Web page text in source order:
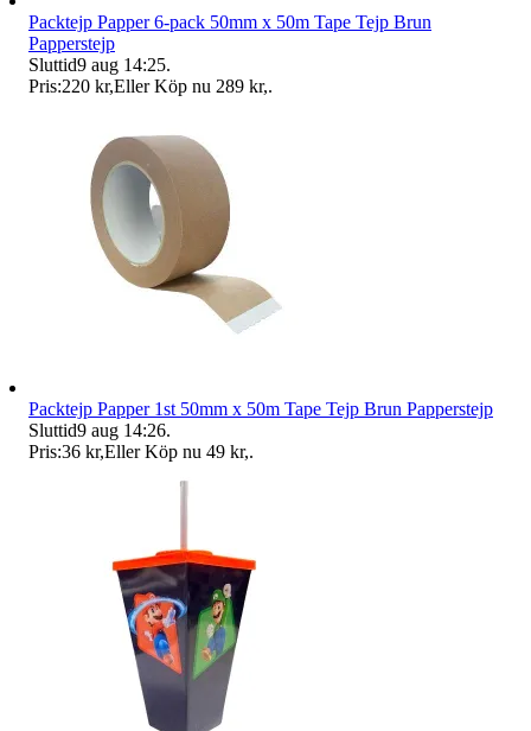
Packtejp Papper 6-pack 50mm x 50m Tape Tejp Brun
Papperstejp
Sluttid9 aug 14:25.
Pris:220 kr,Eller Köp nu 289 kr,.
Packtejp Papper 1st 50mm x 50m Tape Tejp Brun Papperstejp
Sluttid9 aug 14:26.
Pris:36 kr,Eller Köp nu 49 kr,.